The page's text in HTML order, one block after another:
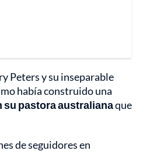
Peters y su inseparable
había construido una
su pastora australianaque
de seguidores en